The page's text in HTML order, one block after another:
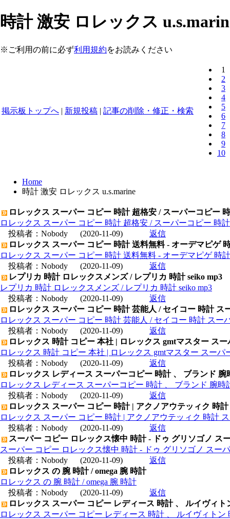
時計 激安 ロレックス
※ご利用の前に必ず利用規約をお読みください
掲示板トップへ | 新規投稿 | 記事の削除・修正・検索
1
2
3
4
5
6
7
8
9
10
Home
時計 激安 ロレックス u.s.marine
ロレックス スーパー コピー 時計 超格安 / スーパーコピー
ロレックス スーパー コピー 時計 超格安 / スーパーコピー 時
投稿者： Nobody (2020-11-09)
返信
ロレックス スーパー コピー 時計 送料無料 - オーデマピゲ
ロレックス スーパー コピー 時計 送料無料 - オーデマピゲ 時
投稿者： Nobody (2020-11-09)
返信
レプリカ 時計 ロレックスメンズ / レプリカ 時計 seiko mp3
レプリカ 時計 ロレックスメンズ / レプリカ 時計 seiko mp3
投稿者： Nobody (2020-11-09)
返信
ロレックス スーパー コピー 時計 芸能人 / セイコー 時計 ス
ロレックス スーパー コピー 時計 芸能人 / セイコー 時計 スー
投稿者： Nobody (2020-11-09)
返信
ロレックス 時計 コピー 本社 | ロレックス gmtマスター ス
ロレックス 時計 コピー 本社 | ロレックス gmtマスター スーパ
投稿者： Nobody (2020-11-09)
返信
ロレックス レディース スーパーコピー 時計 、 ブランド
ロレックス レディース スーパーコピー 時計 、 ブランド 腕時
投稿者： Nobody (2020-11-09)
返信
ロレックス スーパー コピー 時計 | アクノアウテッィク 時
ロレックス スーパー コピー 時計 | アクノアウテッィク 時計
投稿者： Nobody (2020-11-09)
返信
スーパー コピー ロレックス懐中 時計 - ドゥ グリソゴノ ス
スーパー コピー ロレックス懐中 時計 - ドゥ グリソゴノ スー
投稿者： Nobody (2020-11-09)
返信
ロレックス の 腕 時計 / omega 腕 時計
ロレックス の 腕 時計 / omega 腕 時計
投稿者： Nobody (2020-11-09)
返信
ロレックス スーパー コピー レディース 時計 、 ルイヴィ
ロレックス スーパー コピー レディース 時計 、 ルイヴィト